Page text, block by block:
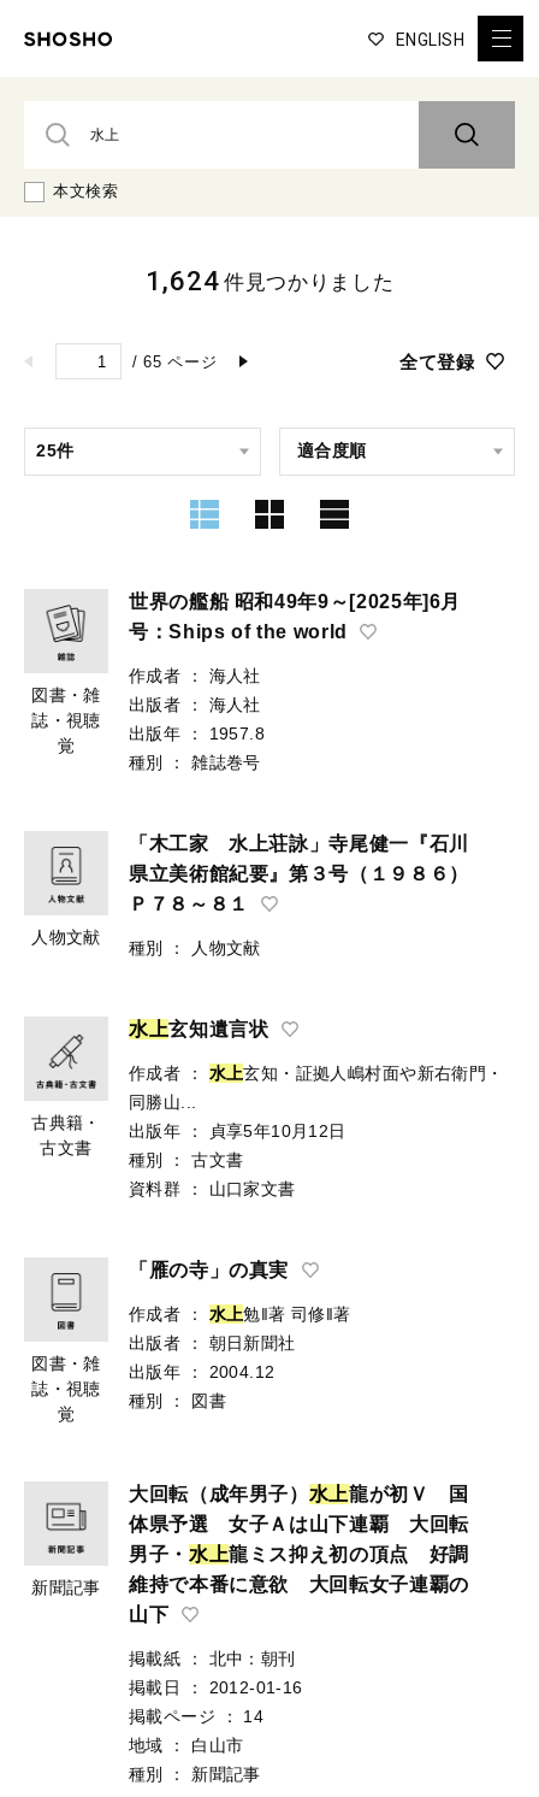
ENGLISH
本文検索
/ 65 ページ 全て登録
1,624 件見つかりました
図書・雑
誌・視聴
覚
世界の艦船 昭和49年9～[2025年]6月
号：Ships of the world
作成者 ：
海人社
出版者
：
海人社
出版年
：
1957.8
種別
： 雑誌巻号
人物文献
「木工家 水上荘詠」寺尾健一『石川
県立美術館紀要』第３号（１９８６）
Ｐ７８～８１
種別 ： 人物文献
古典籍・
古文書
水 上玄知遺言状
作成者 ： 水上玄知・証拠人嶋村面や新右衛門・
同勝山...
出版年
：
貞享5年10月12日
種別
：
古文書
資料群
： 山口家文書
図書・雑
誌・視聴
覚
「雁の寺」の真実
作成者 ： 水上勉‖著 司修‖著
出版者
：
朝日新聞社
出版年
：
2004.12
種別
： 図書
新聞記事
大回転（成年男子） 水 上龍が初Ｖ 国
体県予選 女子Ａは山下連覇 大回転
男子・ 水 上龍ミス抑え初の頂点 好調
維持で本番に意欲 大回転女子連覇の
山下
掲載紙 ：
北中：朝刊
掲載日
：
2012-01-16
掲載ページ
：
14
地域
：
白山市
種別
： 新聞記事